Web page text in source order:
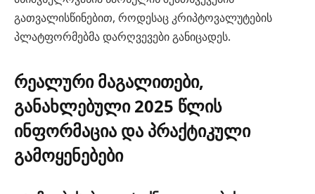
გათვალისწინებით, როდესაც კრიპტოვალუტების
პლატფორმებმა დარღვევები განიცადეს.
რეალური მაგალითები,
განახლებული 2025 წლის
ინფორმაცია და პრაქტიკული
გამოყენებები